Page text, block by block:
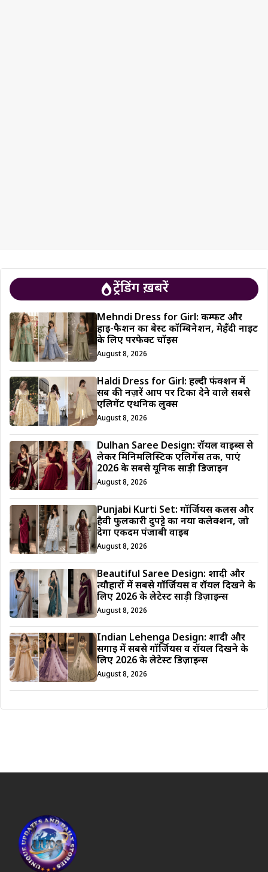
ट्रेंडिंग ख़बरें
Mehndi Dress for Girl: कम्फर्ट और
हाई-फैशन का बेस्ट कॉम्बिनेशन, मेहँदी नाइट
के लिए परफेक्ट चॉइस
August 8, 2026
Haldi Dress for Girl: हल्दी फंक्शन में
सब की नज़रें आप पर टिका देने वाले सबसे
एलिगेंट एथनिक लुक्स
August 8, 2026
Dulhan Saree Design: रॉयल वाइब्स से
लेकर मिनिमलिस्टिक एलिगेंस तक, पाएं
2026 के सबसे यूनिक साड़ी डिजाईन
August 8, 2026
Punjabi Kurti Set: गॉर्जियस कलर्स और
हैवी फुलकारी दुपट्टे का नया कलेक्शन, जो
देगा एकदम पंजाबी वाइब
August 8, 2026
Beautiful Saree Design: शादी और
त्यौहारों में सबसे गॉर्जियस व रॉयल दिखने के
लिए 2026 के लेटेस्ट साड़ी डिज़ाइन्स
August 8, 2026
Indian Lehenga Design: शादी और
सगाई में सबसे गॉर्जियस व रॉयल दिखने के
लिए 2026 के लेटेस्ट डिज़ाइन्स
August 8, 2026